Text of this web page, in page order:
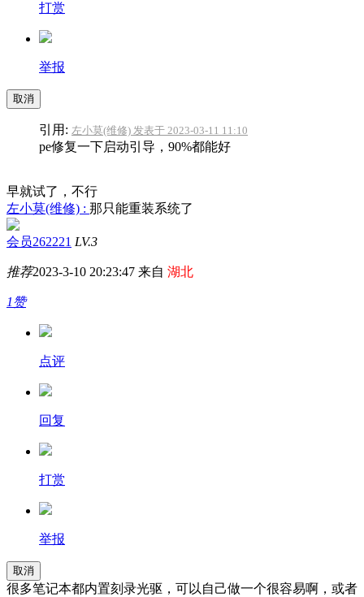
打赏
举报
取消
引用: 左小莫(维修) 发表于 2023-03-11 11:10
pe修复一下启动引导，90%都能好
早就试了，不行
左小莫(维修) : 那只能重装系统了
会员262221 LV.3
推荐2023-3-10 20:23:47 来自 湖北
1赞
点评
回复
打赏
举报
取消
很多笔记本都内置刻录光驱，可以自己做一个很容易啊，或者